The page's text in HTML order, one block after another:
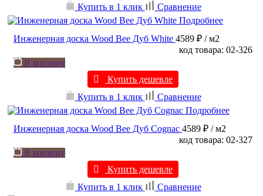
Купить в 1 клик
Сравнение
Подробнее
Инженерная доска Wood Bee Дуб White 4589 ₽ / м2
код товара: 02-326
В корзину
Купить дешевле
Купить в 1 клик
Сравнение
Подробнее
Инженерная доска Wood Bee Дуб Cognac 4589 ₽ / м2
код товара: 02-327
В корзину
Купить дешевле
Купить в 1 клик
Сравнение